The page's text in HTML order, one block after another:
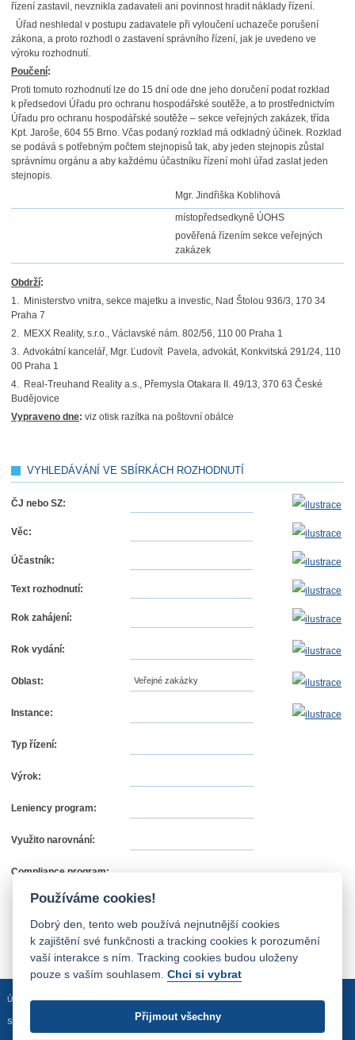
řízení zastavil, nevznikla zadavateli ani povinnost hradit náklady řízení.
Úřad neshledal v postupu zadavatele při vyloučení uchazeče porušení
zákona, a proto rozhodl o zastavení správního řízení, jak je uvedeno ve
výroku rozhodnutí.
Poučení:
Proti tomuto rozhodnutí lze do 15 dní ode dne jeho doručení podat rozklad
k předsedovi Úřadu pro ochranu hospodářské soutěže, a to prostřednictvím
Úřadu pro ochranu hospodářské soutěže – sekce veřejných zakázek, třída
Kpt. Jaroše, 604 55 Brno. Včas podaný rozklad má odkladný účinek. Rozklad
se podává s potřebným počtem stejnopisů tak, aby jeden stejnopis zůstal
správnímu orgánu a aby každému účastníku řízení mohl úřad zaslat jeden
stejnopis.
Mgr. Jindřiška Koblihová
místopředsedkyně ÚOHS
pověřená řízením sekce veřejných
zakázek
Obdrží:
1. Ministerstvo vnitra, sekce majetku a investic, Nad Štolou 936/3, 170 34
Praha 7
2. MEXX Reality, s.r.o., Václavské nám. 802/56, 110 00 Praha 1
3. Advokátní kancelář, Mgr. Ľudovít Pavela, advokát, Konkvitská 291/24, 110
00 Praha 1
4. Real-Treuhand Reality a.s., Přemysla Otakara II. 49/13, 370 63 České
Budějovice
Vypraveno dne: viz otisk razítka na poštovní obálce
VYHLEDÁVÁNÍ VE SBÍRKÁCH ROZHODNUTÍ
ČJ nebo SZ:
Věc:
Účastník:
Text rozhodnutí:
Rok zahájení:
Rok vydání:
Oblast: Veřejné zakázky
Instance:
Typ řízení:
Výrok:
Leniency program:
Využito narovnání:
Compliance program:
Úvodní stránka Mapa stránek Prohlášení o přístupnosti
Sledujte nás:
Používáme cookies!
Dobrý den, tento web používá nejnutnější cookies
k zajištění své funkčnosti a tracking cookies k porozumění
vaší interakce s ním. Tracking cookies budou uloženy
pouze s vaším souhlasem.Chci si vybrat
Přijmout všechny